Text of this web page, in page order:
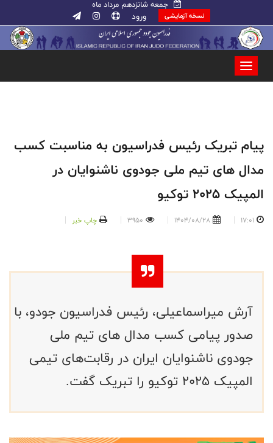
جمعه شانزدهم مرداد ماه
نسخه آزمایشی ورود
پیام تبریک رئیس فدراسیون به مناسبت کسب
مدال های تیم ملی جودوی ناشنوایان در
المپیک ۲۰۲۵ توکیو
17:01
1404/08/28
3950 چاپ خبر
آرش میراسماعیلی، رئیس فدراسیون جودو، با
صدور پیامی کسب مدال های تیم ملی
جودوی ناشنوایان ایران در رقابت‌های تیمی
المپیک ۲۰۲۵ توکیو را تبریک گفت.